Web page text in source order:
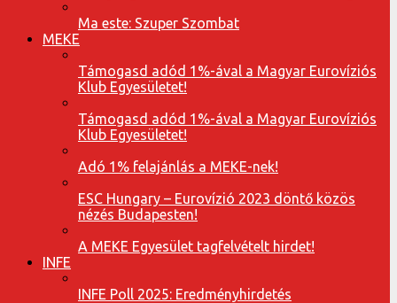
Ma este: Szuper Szombat
MEKE
Támogasd adód 1%-ával a Magyar Eurovíziós
Klub Egyesületet!
Támogasd adód 1%-ával a Magyar Eurovíziós
Klub Egyesületet!
Adó 1% felajánlás a MEKE-nek!
ESC Hungary – Eurovízió 2023 döntő közös
nézés Budapesten!
A MEKE Egyesület tagfelvételt hirdet!
INFE
INFE Poll 2025: Eredményhirdetés